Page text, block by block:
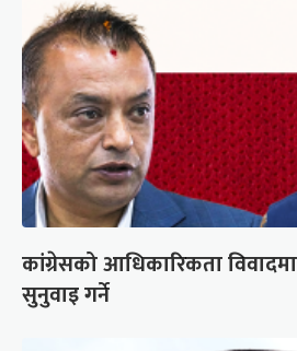
कांग्रेसको आधिकारिकता
सुनुवाइ गर्ने